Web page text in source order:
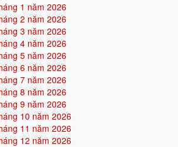
1 năm 2026
2 năm 2026
3 năm 2026
4 năm 2026
5 năm 2026
6 năm 2026
7 năm 2026
8 năm 2026
9 năm 2026
10 năm 2026
11 năm 2026
12 năm 2026
bào mòn năng lượng nếu không biết giữ
năm 2006
Vận 8 - Bát Bạch Thổ
Cửu Vận. Mệnh Thổ sinh trong Vận 8 Bát
cộng hưởng, vận khí khi sinh thuận theo
huy mạnh trong thời đại của tích lũy, bất